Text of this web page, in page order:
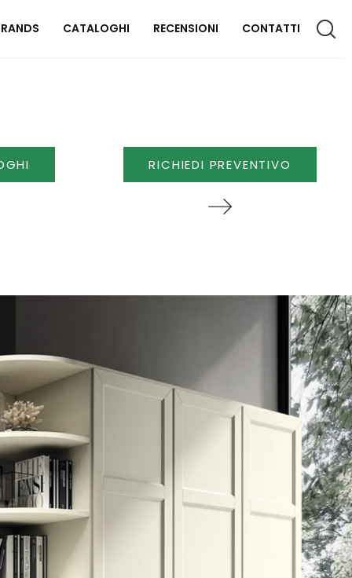
CATALOGHI RECENSIONI CONTATTI
RICHIEDI PREVENTIVO